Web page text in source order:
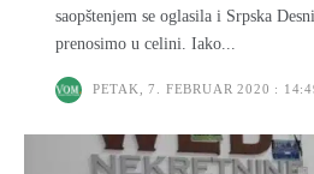
saopštenjem se oglasila i Srpska
prenosimo u celini. Iako...
PETAK, 7. FEBRUAR 2020 :